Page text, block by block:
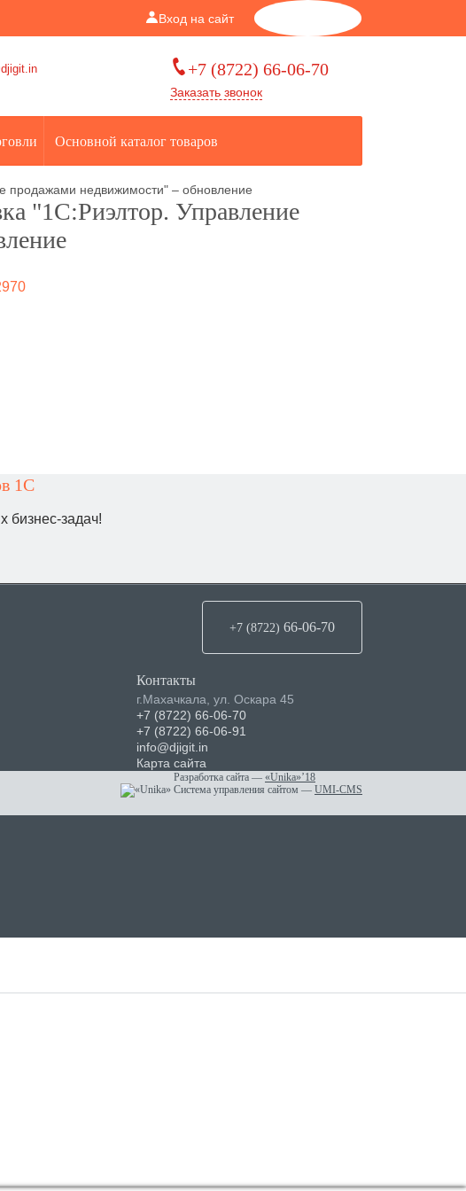
Вход на сайт
+7 (8722) 66-06-70
Заказать звонок
Основной каталог товаров
продажами недвижимости" – обновление
"1С:Риэлтор. Управление
1C
бизнес-задач!
+7 (8722) 66-06-70
Контакты
г.Махачкала ул. Оскара 45
+7 (8722) 66-06-70
+7 (8722) 66-06-91
info@djigit.in
Карта сайта
Разработка сайта — «Unika»’18
Система управления сайтом — UMI-CMS